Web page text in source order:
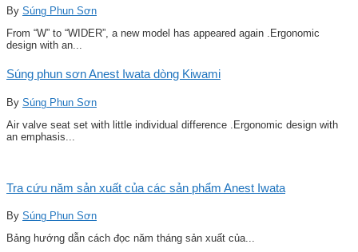
By Súng Phun Sơn
From “W” to “WIDER”, a new model has appeared again .Ergonomic
design with an...
Súng phun sơn Anest Iwata dòng Kiwami
By Súng Phun Sơn
Air valve seat set with little individual difference .Ergonomic design with
an emphasis...
Tra cứu năm sản xuất của các sản phẩm Anest Iwata
By Súng Phun Sơn
Bảng hướng dẫn cách đọc năm tháng sản xuất của...